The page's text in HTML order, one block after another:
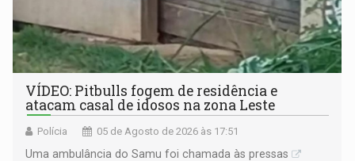
VÍDEO: Pitbulls fogem de residência e
atacam casal de idosos na zona Leste
Polícia 05 de Agosto de 2026 às 17:51
Uma ambulância do Samu foi chamada às pressas